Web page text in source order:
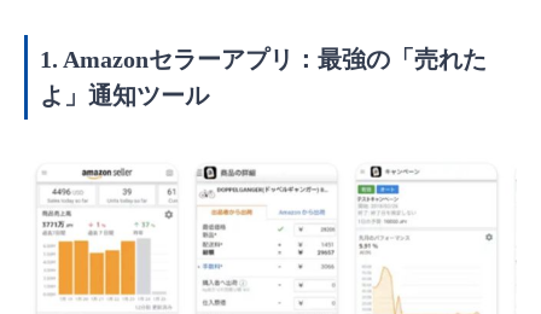
1. Amazonセラーアプリ：最強の「売れた
よ」通知ツール